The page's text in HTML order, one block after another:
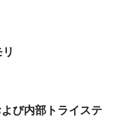
び内部トライステ